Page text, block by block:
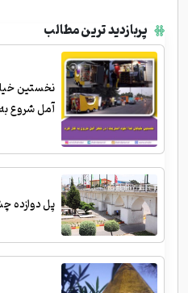
پربازدید ترین مطالب
نخستین
آمل شروع
پل دوازده